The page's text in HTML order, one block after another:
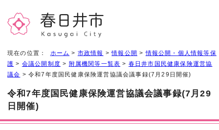
現在の位置： ホーム > 市政情報 >情報公開 >情報公開・個人情報等保
護 > 会議公開制度 > 附属機関等一覧表 > 春日井市国民健康保険運営協
議会 > 令和7年度国民健康保険運営協議会議事録(7月29日開催)
令和7年度国民健康保険運営協議会議事録(7月29
日開催)